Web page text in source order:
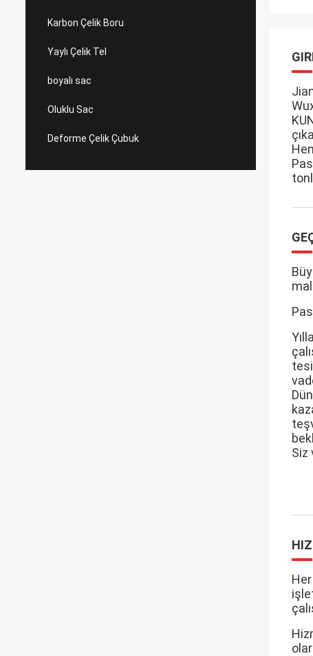
Karbon Çelik Boru
Yaylı Çelik Tel
boyalı sac
Oluklu Sac
Deforme Çelik Çubuk
Siz